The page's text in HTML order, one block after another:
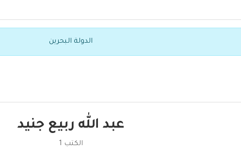
الدولة البحرين
عبد الله ربيع جنيد
الكتب 1